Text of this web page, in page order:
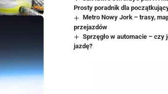
Prosty poradnik dla
Metro Nowy Jork – trasy,
przejazdów
Sprzęgło w automacie – czy
jazdę?